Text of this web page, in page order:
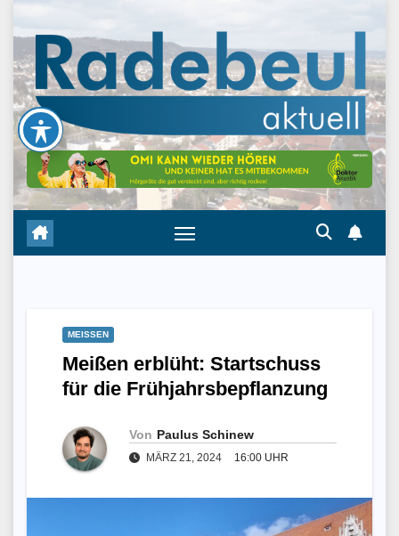
content
MEISSEN
Meißen erblüht: Startschuss
für die Frühjahrsbepflanzung
Von Paulus Schinew
MÄRZ 21, 2024 16:00 UHR